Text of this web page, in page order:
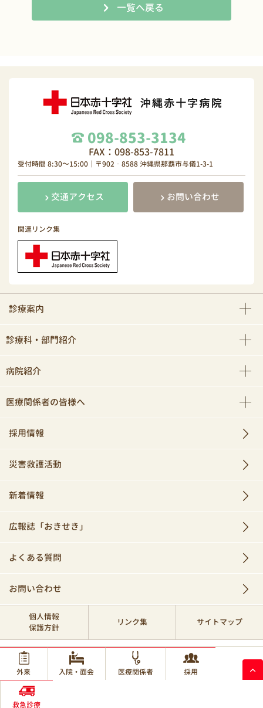
一覧へ戻る
098-853-3134
FAX：098-853-7811
受付時間 8:30～15:00｜〒902‐8588 沖縄県那覇市与儀1-3-1
交通アクセス お問い合わせ
関連リンク集
診療案内
診療科・部門紹介
病院紹介
医療関係者の皆様へ
採用情報
災害救護活動
新着情報
広報誌「おきせき」
よくある質問
お問い合わせ
個人情報
保護方針
リンク集 サイトマップ
© 2017 Okinawa Red Cross Hospital.
外来
入院・面会 医療関係者 採用
救急診療